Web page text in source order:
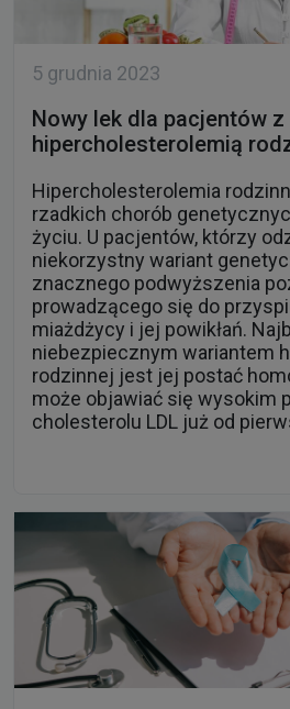
5 grudnia 2023
Nowy lek dla pacjentów z
hipercholesterolemią
Hipercholesterolemia
rzadkich chorób
życiu. U pacjentów, którzy
niekorzystny wariant
znacznego podwyższenia
prowadzącego się do
miażdżycy i jej powikłań.
niebezpiecznym wariantem
rodzinnej jest jej postać
może objawiać się wysokim
cholesterolu LDL już od